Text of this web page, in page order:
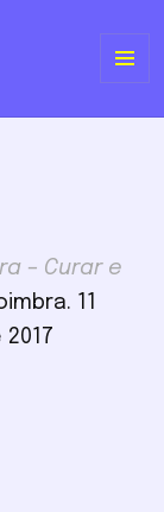
– Curar e
11